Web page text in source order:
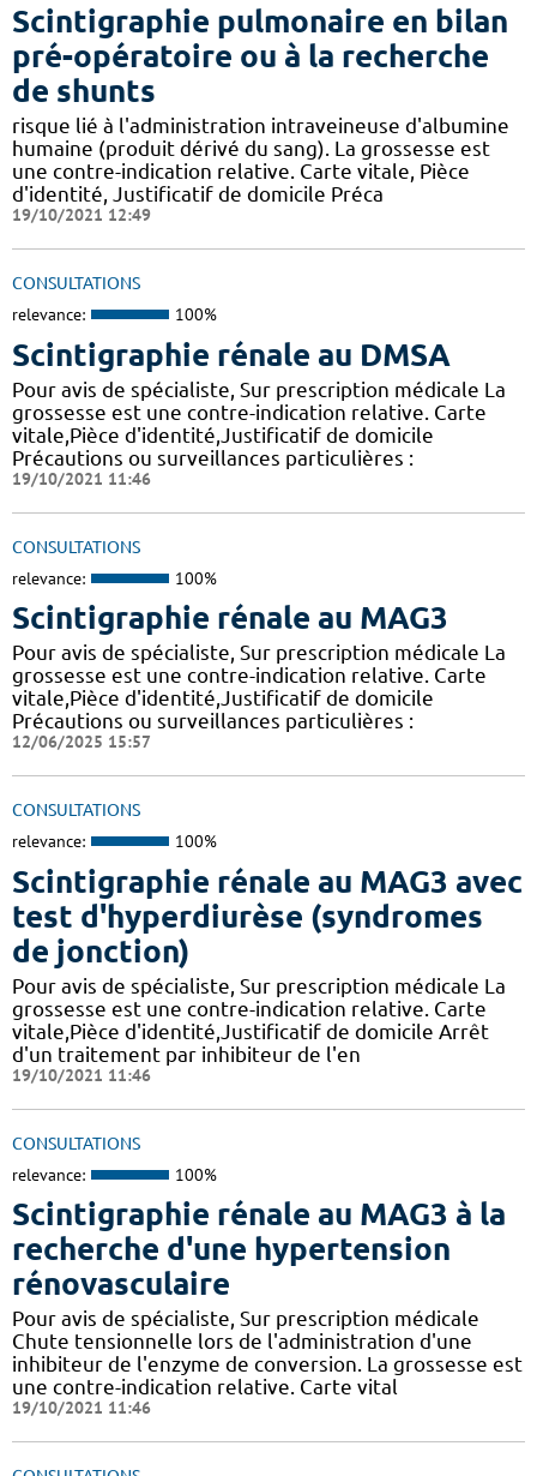
Scintigraphie pulmonaire en bilan
pré-opératoire ou à la recherche
de shunts
risque lié à l'administration intraveineuse d'albumine
humaine (produit dérivé du sang). La grossesse est
une contre-indication relative. Carte vitale, Pièce
d'identité, Justificatif de domicile Préca
19/10/2021 12:49
CONSULTATIONS
relevance: 100%
Scintigraphie rénale au DMSA
Pour avis de spécialiste, Sur prescription médicale La
grossesse est une contre-indication relative. Carte
vitale,Pièce d'identité,Justificatif de domicile
Précautions ou surveillances particulières :
19/10/2021 11:46
CONSULTATIONS
relevance: 100%
Scintigraphie rénale au MAG3
Pour avis de spécialiste, Sur prescription médicale La
grossesse est une contre-indication relative. Carte
vitale,Pièce d'identité,Justificatif de domicile
Précautions ou surveillances particulières :
12/06/2025 15:57
CONSULTATIONS
relevance: 100%
Scintigraphie rénale au MAG3 avec
test d'hyperdiurèse (syndromes
de jonction)
Pour avis de spécialiste, Sur prescription médicale La
grossesse est une contre-indication relative. Carte
vitale,Pièce d'identité,Justificatif de domicile Arrêt
d'un traitement par inhibiteur de l'en
19/10/2021 11:46
CONSULTATIONS
relevance: 100%
Scintigraphie rénale au MAG3 à la
recherche d'une hypertension
rénovasculaire
Pour avis de spécialiste, Sur prescription médicale
Chute tensionnelle lors de l'administration d'une
inhibiteur de l'enzyme de conversion. La grossesse est
une contre-indication relative. Carte vital
19/10/2021 11:46